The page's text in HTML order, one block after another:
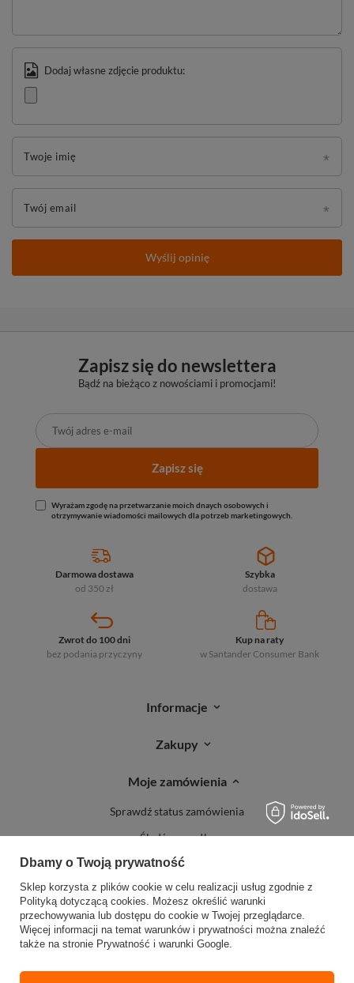
Dodaj własne zdjęcie produktu:
Twoje imię
Twój email
Wyślij opinię
Zapisz się do newslettera
Bądź na bieżąco z nowościami i promocjami!
Zapisz się
Wyrażam zgodę na przetwarzanie moich dnaych osobowych i
otrzymywanie wiadomości mailowych dla potrzeb marketingowych.
Darmowa dostawa
od 350 zł
Szybka
dostawa
Zwrot do 100 dni
bez podania przyczyny
Kup na raty
w Santander Consumer Bank
Informacje
Zakupy
Moje zamówienia
Sprawdź status zamówienia
Śledź przesyłkę
Reklamacje
Zwroty
Dbamy o Twoją prywatność
Sklep korzysta z plików cookie w celu realizacji usług zgodnie z
Polityką dotyczącą cookies. Możesz określić warunki
przechowywania lub dostępu do cookie w Twojej przeglądarce.
Więcej informacji na temat warunków i prywatności można znaleźć
także na stronie Prywatność i warunki Google.